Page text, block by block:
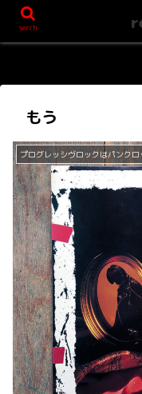
もう
プログレッシヴロックはパンクロ
serch